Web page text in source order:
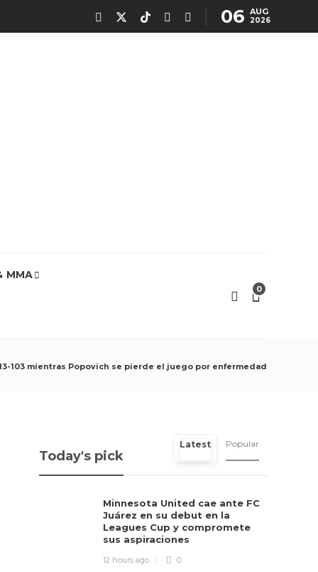
06 AUG
2026
MMA
0
103 mientras Popovich se pierde el juego por enfermedad
Today's pick
Latest Popular
Minnesota United cae ante FC
Juárez en su debut en la
Leagues Cup y compromete
sus aspiraciones
12 hours ago 0